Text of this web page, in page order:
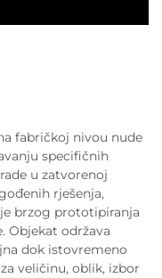
fabričkoj nivou nude
specifičnih
u zatvorenoj
rješenja,
brzog prototipiranja
Objekat održava
dok istovremeno
veličinu, oblik, izbor